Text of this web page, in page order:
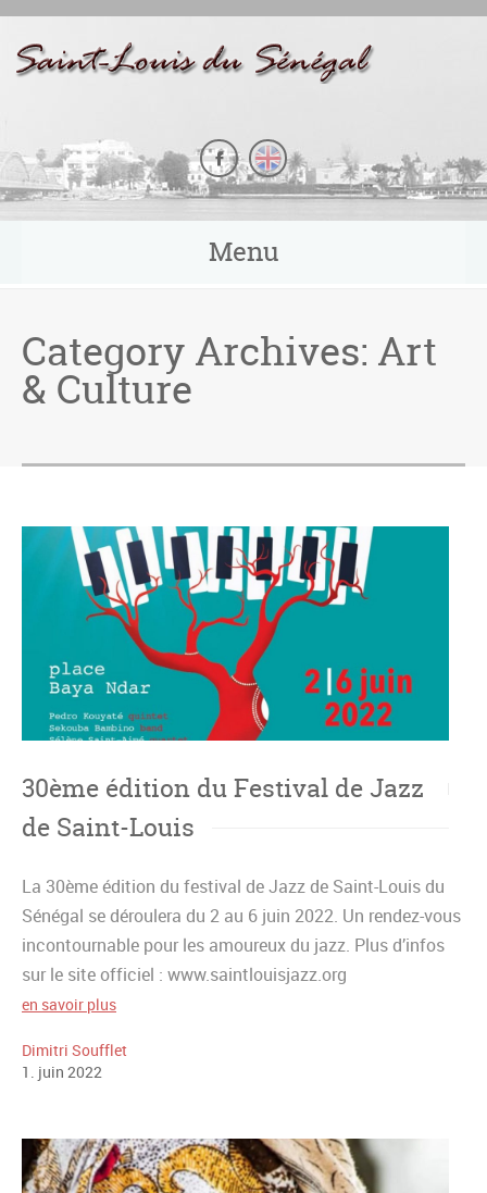
Menu
Category Archives: Art
& Culture
30ème édition du Festival de Jazz
de Saint-Louis
La 30ème édition du festival de Jazz de Saint-Louis du
Sénégal se déroulera du 2 au 6 juin 2022. Un rendez-vous
incontournable pour les amoureux du jazz. Plus d’infos
sur le site officiel : www.saintlouisjazz.org
en savoir plus
Dimitri Soufflet
1 juin 2022
Panneau de gestion des cookies